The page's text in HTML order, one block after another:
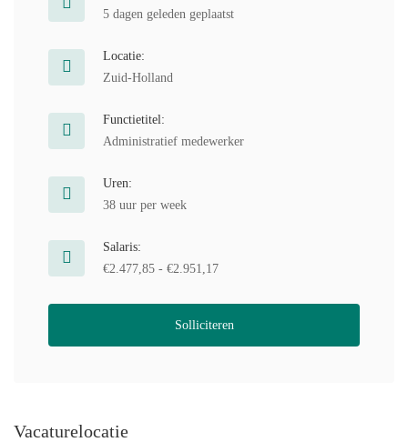
5 dagen geleden geplaatst
Locatie:
Zuid-Holland
Functietitel:
Administratief medewerker
Uren:
38 uur per week
Salaris:
€2.477,85 - €2.951,17
Solliciteren
Vacaturelocatie